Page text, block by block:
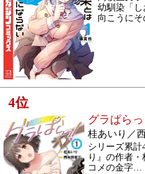
幼馴染「
向こうにそ
4位
グラぱらっ
桂あいり／
シリーズ累
り』の作者
コメの金字…